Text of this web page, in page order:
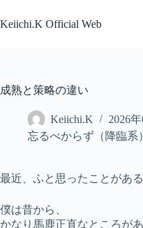
ン
ス
Keiichi.K Official Web
成熟と策略の違い
Keiichi.K
2026
忘るべからず（降臨系）
最近、ふと思ったことがある
僕は昔から、
かなり馬鹿正直なところがあ